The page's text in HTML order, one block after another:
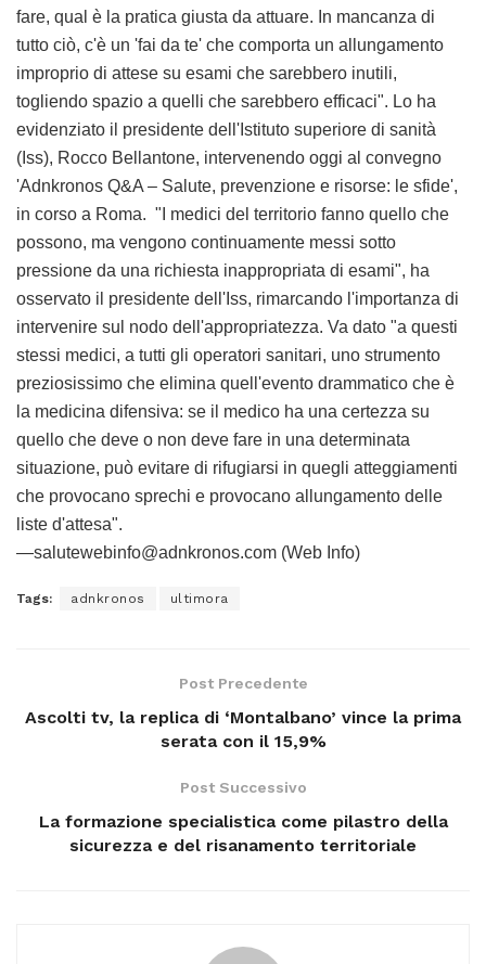
fare, qual è la pratica giusta da attuare. In mancanza di
tutto ciò, c'è un 'fai da te' che comporta un allungamento
improprio di attese su esami che sarebbero inutili,
togliendo spazio a quelli che sarebbero efficaci". Lo ha
evidenziato il presidente dell'Istituto superiore di sanità
(Iss), Rocco Bellantone, intervenendo oggi al convegno
'Adnkronos Q&A – Salute, prevenzione e risorse: le sfide',
in corso a Roma. "I medici del territorio fanno quello che
possono, ma vengono continuamente messi sotto
pressione da una richiesta inappropriata di esami", ha
osservato il presidente dell'Iss, rimarcando l'importanza di
intervenire sul nodo dell'appropriatezza. Va dato "a questi
stessi medici, a tutti gli operatori sanitari, uno strumento
preziosissimo che elimina quell'evento drammatico che è
la medicina difensiva: se il medico ha una certezza su
quello che deve o non deve fare in una determinata
situazione, può evitare di rifugiarsi in quegli atteggiamenti
che provocano sprechi e provocano allungamento delle
liste d'attesa".
—salutewebinfo@adnkronos.com (Web Info)
Tags: adnkronos ultimora
Post Precedente
Ascolti tv, la replica di ‘Montalbano’ vince la prima
serata con il 15,9%
Post Successivo
La formazione specialistica come pilastro della
sicurezza e del risanamento territoriale